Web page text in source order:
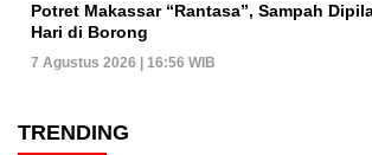
Potret Makassar “Rantasa”, Sampah
Hari di Borong
7 Agustus 2026 | 16:56 WIB
TRENDING